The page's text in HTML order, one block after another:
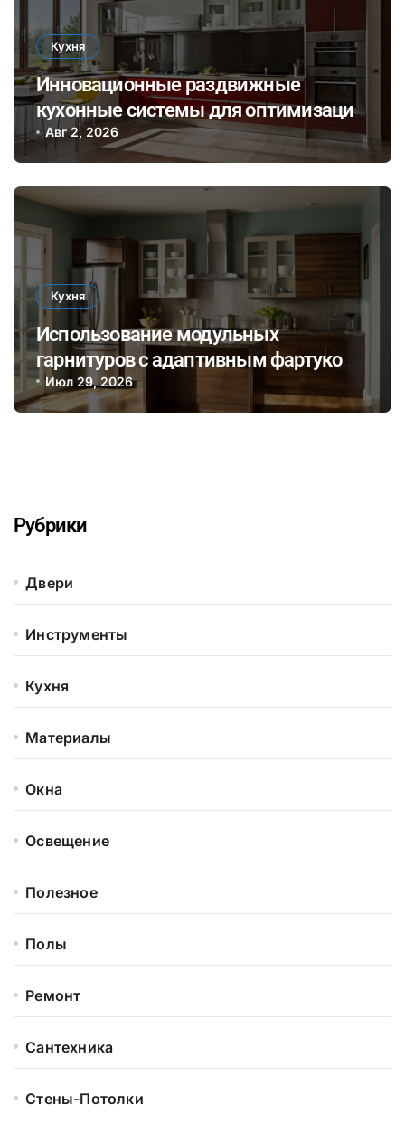
Кухня
Инновационные раздвижные
кухонные системы для оптимизации
пространства и стильного
оформления интерьера
Авг 2, 2026
Кухня
Использование модульных
гарнитуров с адаптивным фартуком
для быстрого обновления кухни без
серьезного ремонта
Июл 29, 2026
Рубрики
Двери
Инструменты
Кухня
Материалы
Окна
Освещение
Полезное
Полы
Ремонт
Сантехника
Стены-Потолки